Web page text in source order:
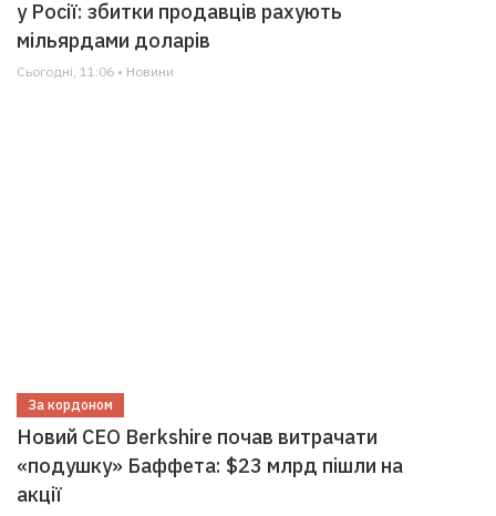
у Росії: збитки продавців рахують
мільярдами доларів
Сьогодні, 11:06 • Новини
За кордоном
Новий CEO Berkshire почав витрачати
«подушку» Баффета: $23 млрд пішли на
акції